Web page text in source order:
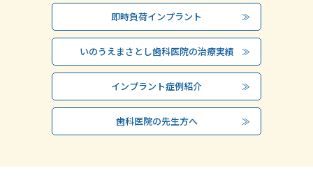
即時負荷インプラント
いのうえまさとし歯科医院の治療実績
インプラント症例紹介
歯科医院の先生方へ